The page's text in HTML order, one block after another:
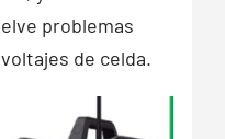
problemas
de celda.